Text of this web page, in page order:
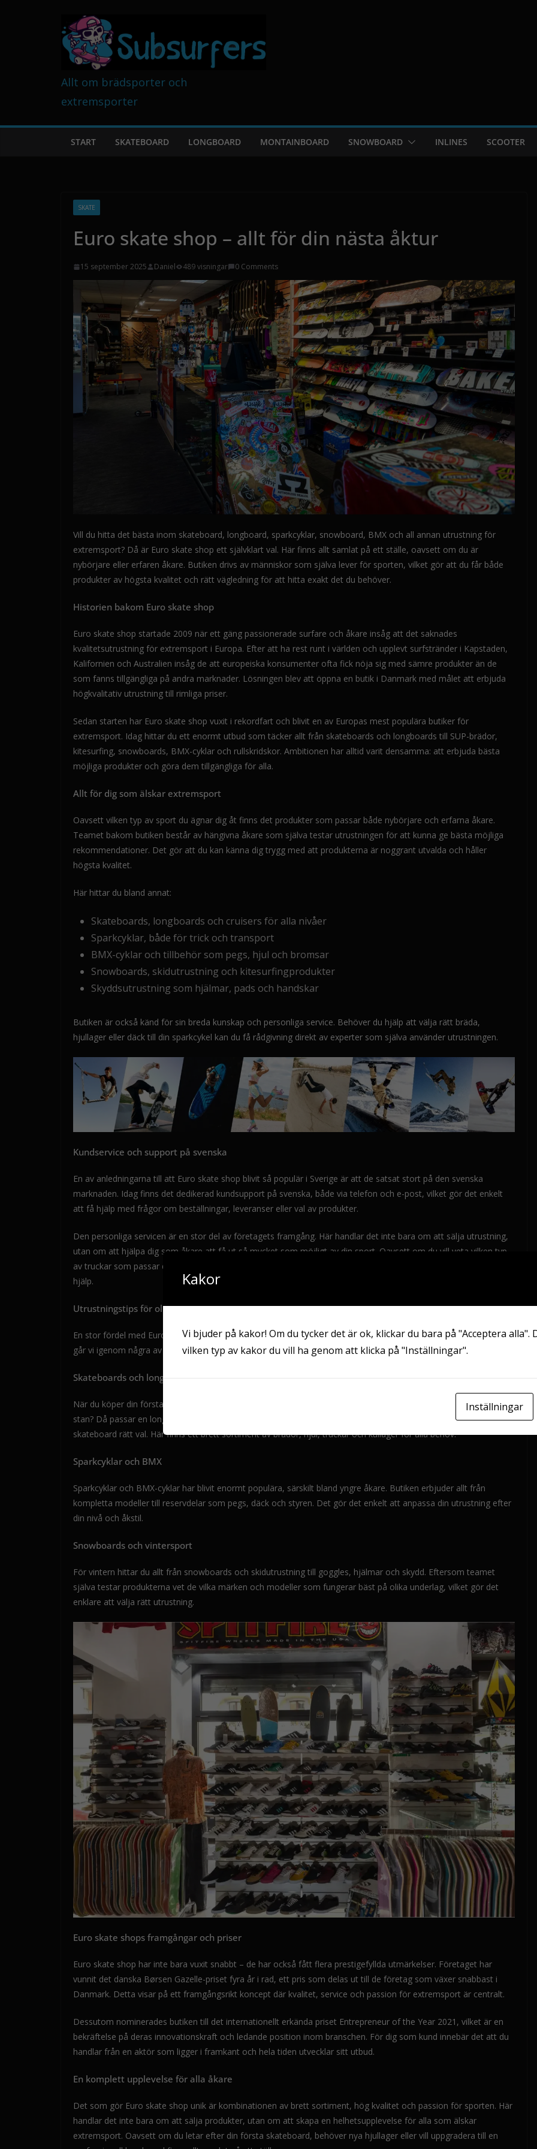
Allt om brädsporter och
extremsporter
START SKATEBOARD LONGBOARD MONTAINBOARD SNOWBOARD INLINES SCOOTER
SKATE
Euro skate shop – allt för din nästa åktur
15 september 2025 Daniel 489 visningar 0 Comments
Vill du hitta det bästa inom skateboard, longboard, sparkcyklar, snowboard, BMX och all annan utrustning för
extremsport? Då är Euro skate shop ett självklart val. Här finns allt samlat på ett ställe, oavsett om du är
nybörjare eller erfaren åkare. Butiken drivs av människor som själva lever för sporten, vilket gör att du får både
produkter av högsta kvalitet och rätt vägledning för att hitta exakt det du behöver.
Historien bakom Euro skate shop
Euro skate shop startade 2009 när ett gäng passionerade surfare och åkare insåg att det saknades
kvalitetsutrustning för extremsport i Europa. Efter att ha rest runt i världen och upplevt surfstränder i Kapstaden,
Kalifornien och Australien insåg de att europeiska konsumenter ofta fick nöja sig med sämre produkter än de
som fanns tillgängliga på andra marknader. Lösningen blev att öppna en butik i Danmark med målet att erbjuda
högkvalitativ utrustning till rimliga priser.
Sedan starten har Euro skate shop vuxit i rekordfart och blivit en av Europas mest populära butiker för
extremsport. Idag hittar du ett enormt utbud som täcker allt från skateboards och longboards till SUP-brädor,
kitesurfing, snowboards, BMX-cyklar och rullskridskor. Ambitionen har alltid varit densamma: att erbjuda bästa
möjliga produkter och göra dem tillgängliga för alla.
Allt för dig som älskar extremsport
Oavsett vilken typ av sport du ägnar dig åt finns det produkter som passar både nybörjare och erfarna åkare.
Teamet bakom butiken består av hängivna åkare som själva testar utrustningen för att kunna ge bästa möjliga
rekommendationer. Det gör att du kan känna dig trygg med att produkterna är noggrant utvalda och håller
högsta kvalitet.
Här hittar du bland annat:
Skateboards, longboards och cruisers för alla nivåer
Sparkcyklar, både för trick och transport
BMX-cyklar och tillbehör som pegs, hjul och bromsar
Snowboards, skidutrustning och kitesurfingprodukter
Skyddsutrustning som hjälmar, pads och handskar
Butiken är också känd för sin breda kunskap och personliga service. Behöver du hjälp att välja rätt bräda,
hjullager eller däck till din sparkcykel kan du få rådgivning direkt av experter som själva använder utrustningen.
Kundservice och support på svenska
En av anledningarna till att Euro skate shop blivit så populär i Sverige är att de satsat stort på den svenska
marknaden. Idag finns det dedikerad kundsupport på svenska, både via telefon och e-post, vilket gör det enkelt
att få hjälp med frågor om beställningar, leveranser eller val av produkter.
Den personliga servicen är en stor del av företagets framgång. Här handlar det inte bara om att sälja utrustning,
utan om att hjälpa dig som åkare att få ut så mycket som möjligt av din sport. Oavsett om du vill veta vilken typ
av truckar som passar din longboard eller vilken hjälm som ger bäst skydd för BMX, kan du räkna med kunnig
hjälp.
Utrustningstips för olika sporter
En stor fördel med Euro skate shop är att du hittar experttips för olika typer av utrustning. Under den här delen
går vi igenom några av de mest populära produkterna och hur du väljer rätt.
Skateboards och longboards
När du köper din första bräda är det viktigt att tänka på vilken typ av åkning du vill fokusera på. Vill du cruisa runt i
stan? Då passar en longboard eller cruiser bättre. Är du mer intresserad av trick och skateparks är en klassisk
skateboard rätt val. Här finns ett brett sortiment av brädor, hjul, truckar och kullager för alla behov.
Sparkcyklar och BMX
Sparkcyklar och BMX-cyklar har blivit enormt populära, särskilt bland yngre åkare. Butiken erbjuder allt från
kompletta modeller till reservdelar som pegs, däck och styren. Det gör det enkelt att anpassa din utrustning efter
din nivå och åkstil.
Snowboards och vintersport
För vintern hittar du allt från snowboards och skidutrustning till goggles, hjälmar och skydd. Eftersom teamet
själva testar produkterna vet de vilka märken och modeller som fungerar bäst på olika underlag, vilket gör det
enklare att välja rätt utrustning.
Euro skate shops framgångar och priser
Euro skate shop har inte bara vuxit snabbt – de har också fått flera prestigefyllda utmärkelser. Företaget har
vunnit det danska Børsen Gazelle-priset fyra år i rad, ett pris som delas ut till de företag som växer snabbast i
Danmark. Detta visar på ett framgångsrikt koncept där kvalitet, service och passion för extremsport är centralt.
Dessutom nominerades butiken till det internationellt erkända priset Entrepreneur of the Year 2021, vilket är en
bekräftelse på deras innovationskraft och ledande position inom branschen. För dig som kund innebär det att du
handlar från en aktör som ligger i framkant och hela tiden utvecklar sitt utbud.
En komplett upplevelse för alla åkare
Det som gör Euro skate shop unik är kombinationen av brett sortiment, hög kvalitet och passion för sporten. Här
handlar det inte bara om att sälja produkter, utan om att skapa en helhetsupplevelse för alla som älskar
extremsport. Oavsett om du letar efter din första skateboard, behöver nya hjullager eller vill uppgradera till en
Kakor
Vi bjuder på kakor! Om du tycker det är ok, klickar du bara på "Acceptera alla".
vilken typ av kakor du vill ha genom att klicka på "Inställningar".
Inställningar